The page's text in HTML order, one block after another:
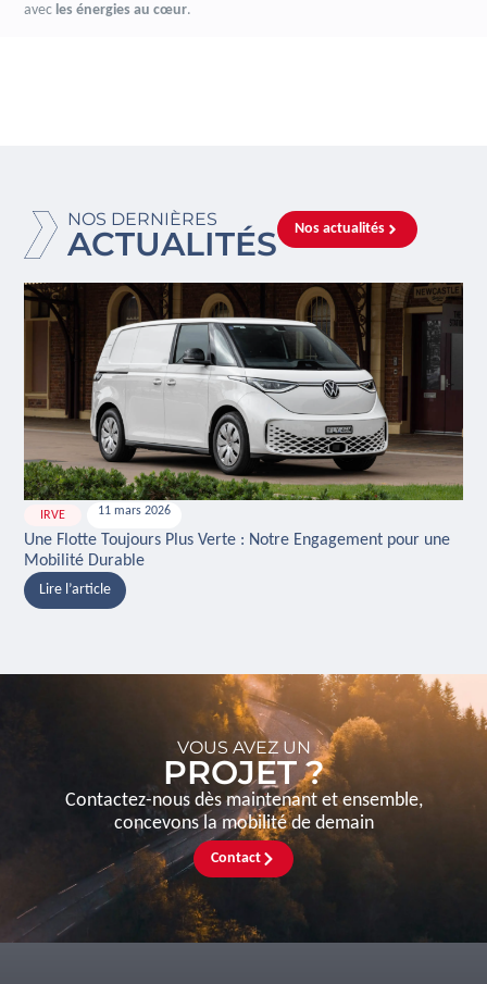
avec les énergies au cœur.
NOS DERNIÈRES
ACTUALITÉS Nos actualités
IRVE 11 mars 2026
Une Flotte Toujours Plus Verte : Notre Engagement pour une
Mobilité Durable
Lire l’article
VOUS AVEZ UN
PROJET ?
Contactez-nous dès maintenant et ensemble,
concevons la mobilité de demain
Contact